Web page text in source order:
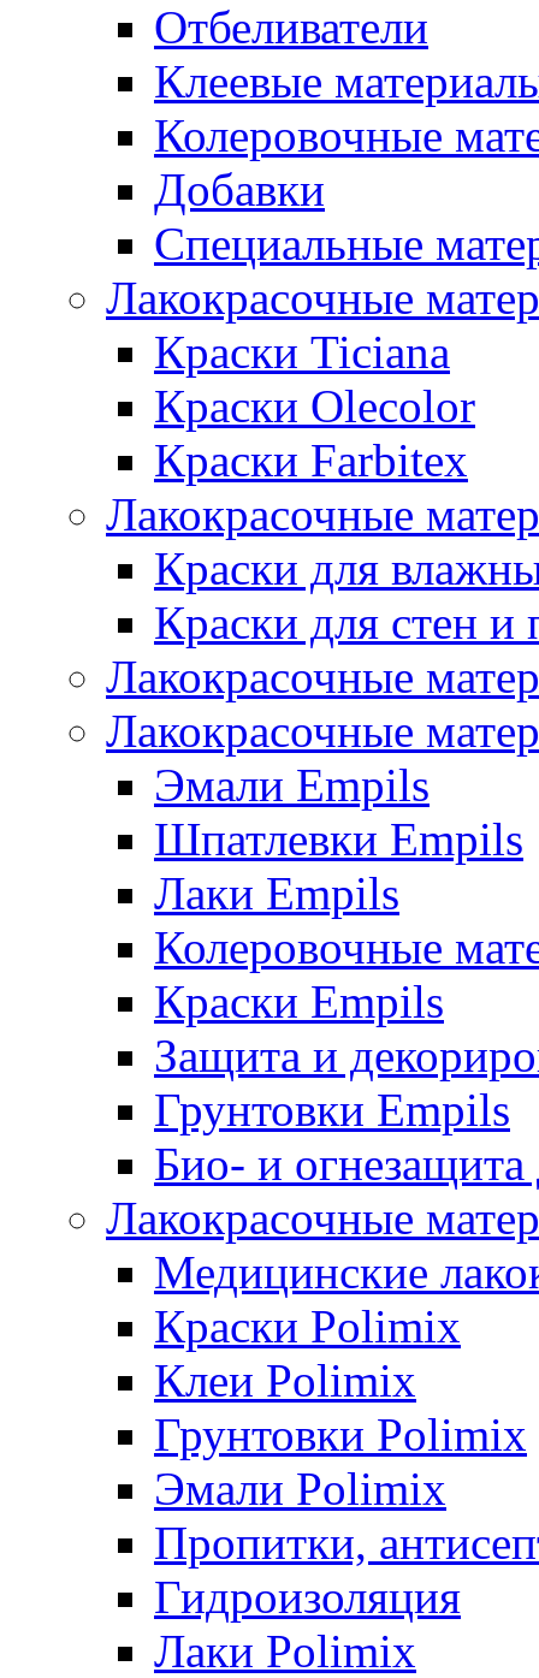
Отбеливатели
Клеевые
Колеровочные
Добавки
Специальные
Лакокрасочные
Краски Ticiana
Краски Olecolor
Краски Farbitex
Лакокрасочные
Краски для
Краски для стен и
Лакокрасочные
Лакокрасочные
Эмали Empils
Шпатлевки Empils
Лаки Empils
Колеровочные
Краски Empils
Защита и
Грунтовки Empils
Био- и
Лакокрасочные
Медицинские
Краски Polimix
Клеи Polimix
Грунтовки Polimix
Эмали Polimix
Пропитки,
Гидроизоляция
Лаки Polimix